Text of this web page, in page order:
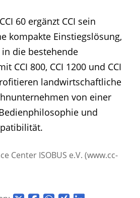
60 ergänzt CCI sein
kompakte Einstiegslösung,
die bestehende
CCI 800, CCI 1200 und CCI
landwirtschaftliche
von einer
und
Center ISOBUS e.V. (www.cc-